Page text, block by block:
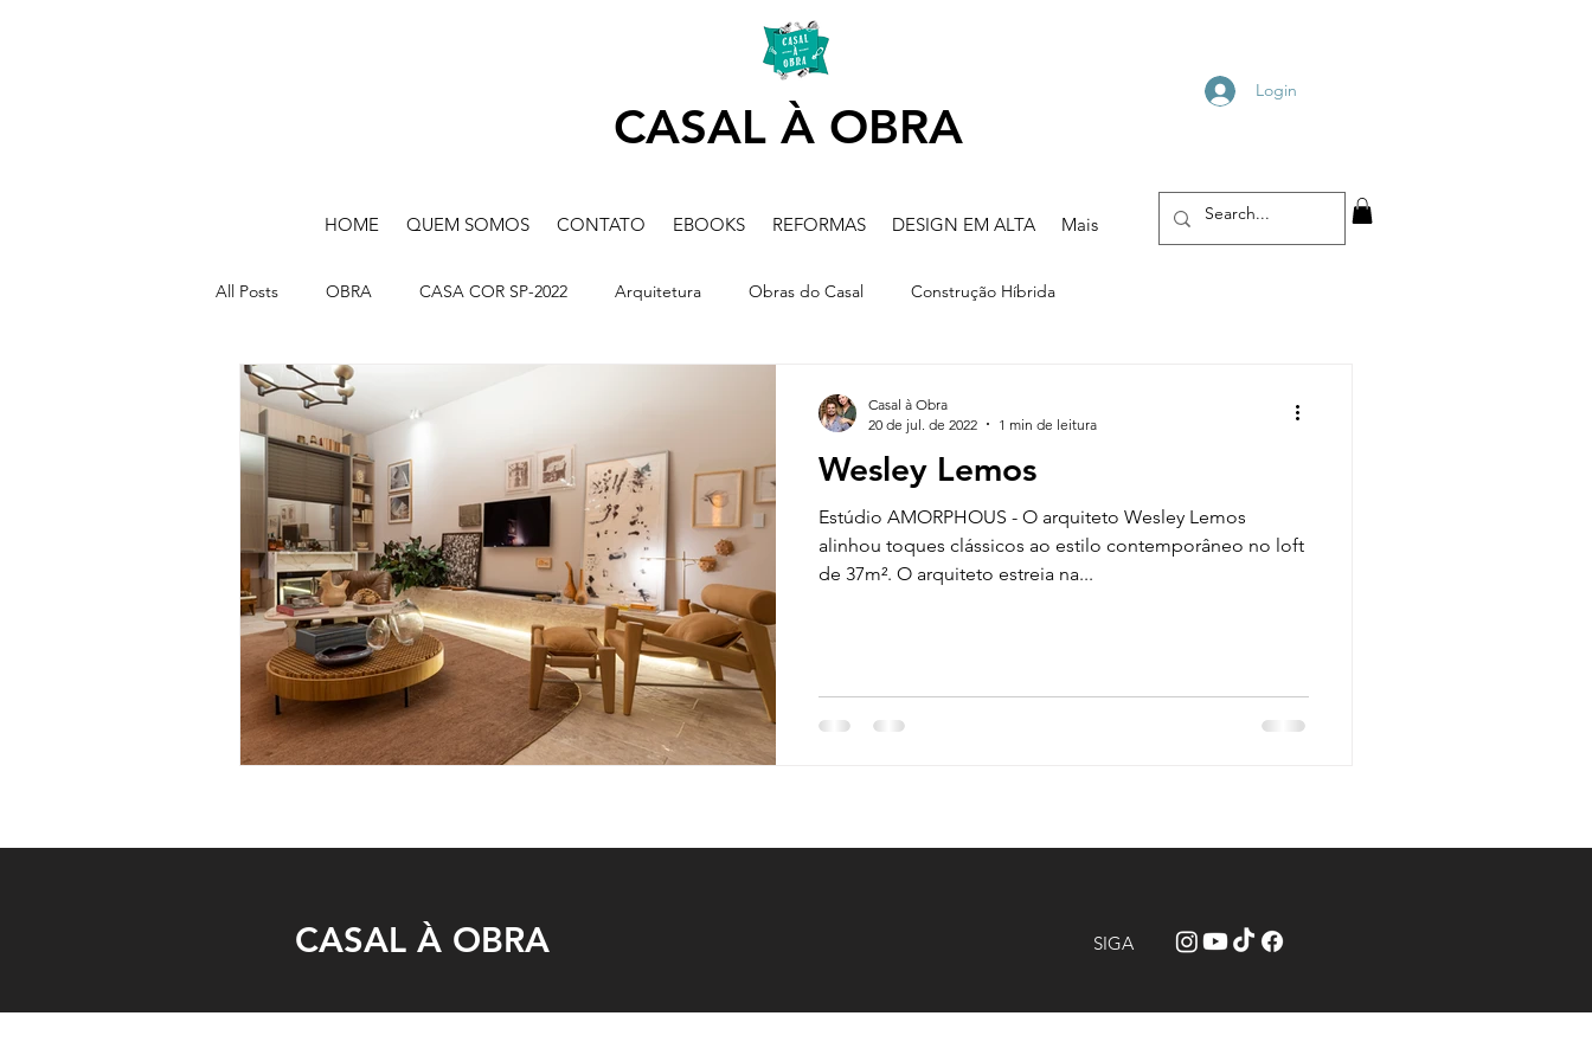
CASAL À OBRA
HOME QUEM SOMOS CONTATO EBOOKS REFORMAS DESIGN EM ALTA Mais
Login
All Posts OBRA CASA COR SP-2022 Arquitetura Obras do Casal Construção Híbrida
Wesley Lemos
Estúdio AMORPHOUS - O arquiteto Wesley Lemos
alinhou toques clássicos ao estilo contemporâneo no loft
de 37m². O arquiteto estreia na...
Casal à Obra
20 de jul. de 2022
1 min de leitura
CASAL À OBRA SIGA